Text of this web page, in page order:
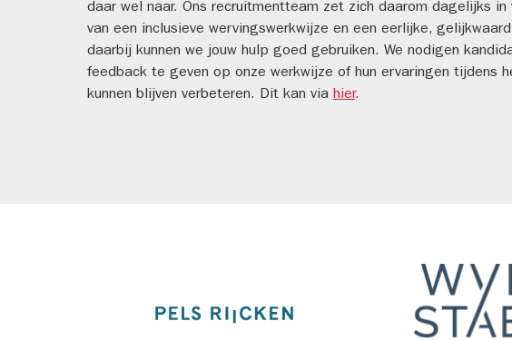
daar wel naar. Ons recruitmentteam zet zich daarom dagelijks
van een inclusieve wervingswerkwijze en een eerlijke,
daarbij kunnen we jouw hulp goed gebruiken. We nodigen
feedback te geven op onze werkwijze of hun ervaringen tijdens
kunnen blijven verbeteren. Dit kan via hier.